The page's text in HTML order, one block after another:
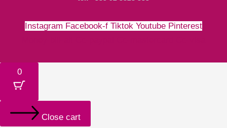
Instagram Facebook-f Tiktok Youtube Pinterest
0
Close cart